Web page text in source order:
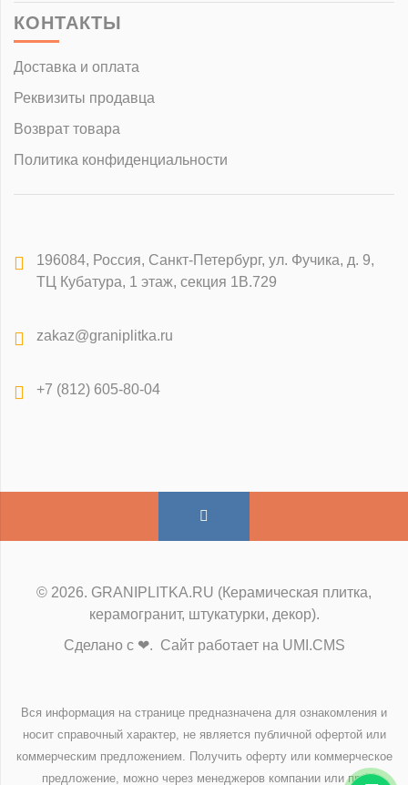
КОНТАКТЫ
Доставка и оплата
Реквизиты продавца
Возврат товара
Политика конфиденциальности
196084, Россия, Санкт-Петербург, ул. Фучика, д. 9,
ТЦ Кубатура, 1 этаж, секция 1В.729
zakaz@graniplitka.ru
+7 (812) 605-80-04
© 2026. GRANIPLITKA.RU (Керамическая плитка,
керамогранит, штукатурки, декор).
Сделано с ❤. Сайт работает на UMI.CMS
Вся информация на странице предназначена для ознакомления и
носит справочный характер, не является публичной офертой или
коммерческим предложением. Получить оферту или коммерческое
предложение, можно через менеджеров компании или при